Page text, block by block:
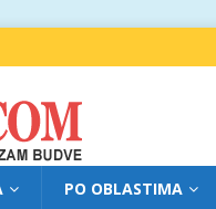
PO OBLASTIMA